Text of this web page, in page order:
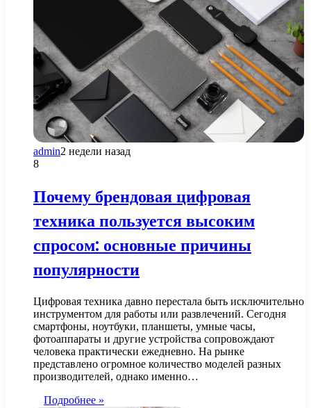
admin2 недели назад
8
Почему брендовая цифровая
техника пользуется высоким
спросом: основные причины
популярности
Цифровая техника давно перестала быть исключительно
инструментом для работы или развлечений. Сегодня
смартфоны, ноутбуки, планшеты, умные часы,
фотоаппараты и другие устройства сопровождают
человека практически ежедневно. На рынке
представлено огромное количество моделей разных
производителей, однако именно…
Подробнее »